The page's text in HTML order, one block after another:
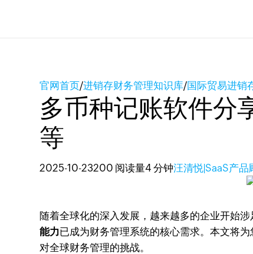
官网首页/进销存财务管理知识库/国际贸易进销
多币种记账软件分
等
2025-10-23200 阅读量4 分钟汪清悦|SaaS产品
随着全球化的深入发展，越来越多的企业开始
能力已成为财务管理系统的核心需求。本文将
对全球财务管理的挑战。